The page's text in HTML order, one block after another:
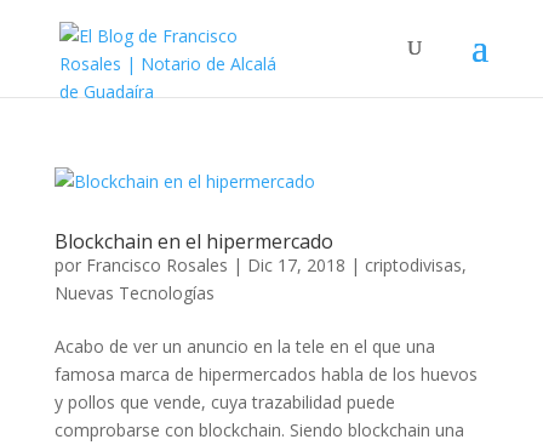
Blockchain en el hipermercado
por Francisco Rosales | Dic 17, 2018 | criptodivisas,
Nuevas Tecnologías
Acabo de ver un anuncio en la tele en el que una
famosa marca de hipermercados habla de los huevos
y pollos que vende, cuya trazabilidad puede
comprobarse con blockchain. Siendo blockchain una